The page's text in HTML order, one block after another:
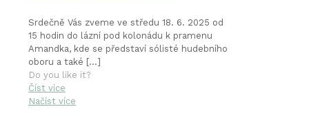
Srdečně Vás zveme ve středu 18. 6. 2025 od
15 hodin do lázní pod kolonádu k pramenu
Amandka, kde se představí sólisté hudebního
oboru a také […]
Do you like it?
Číst více
Načíst více